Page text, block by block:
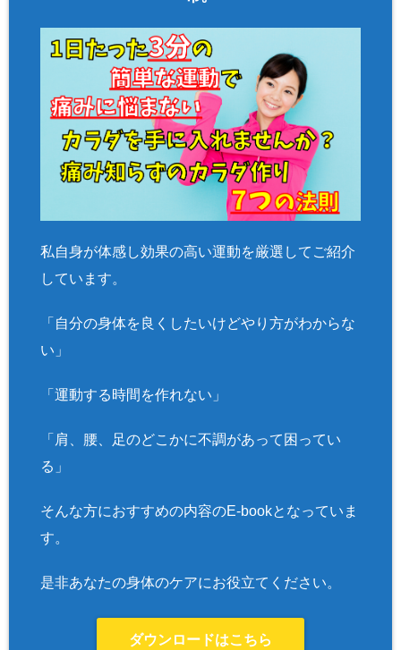
私自身が体感し効果の高い運動を厳選してご紹介
しています。
「自分の身体を良くしたいけどやり方がわからな
い」
「運動する時間を作れない」
「肩、腰、足のどこかに不調があって困ってい
る」
そんな方におすすめの内容のE-bookとなっていま
す。
是非あなたの身体のケアにお役立てください。
ダウンロードはこちら